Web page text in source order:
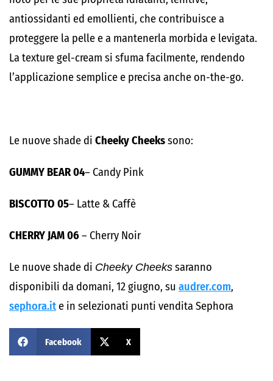
antiossidanti ed emollienti, che contribuisce a
proteggere la pelle e a mantenerla morbida e levigata.
La texture gel-cream si sfuma facilmente, rendendo
l’applicazione semplice e precisa anche on-the-go.
Le nuove shade di Cheeky Cheekssono:
GUMMY BEAR 04– Candy Pink
BISCOTTO 05– Latte & Caffè
CHERRY JAM 06– Cherry Noir
Le nuove shade di Cheeky Cheekssaranno
disponibili da domani, 12 giugno, su audrer.com,
sephora.ite in selezionati punti vendita Sephora
Facebook X